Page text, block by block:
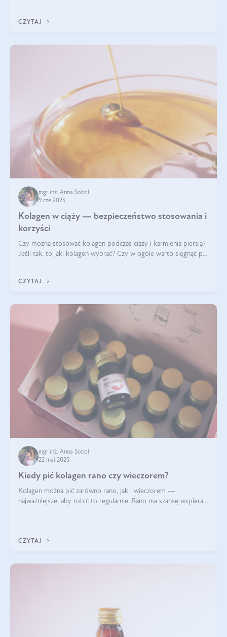
CZYTAJ
mgr inż. Anna Sobol
9 cze 2025
Kolagen w ciąży — bezpieczeństwo stosowania i
korzyści
Czy można stosować kolagen podczas ciąży i karmienia piersią?
Jeśli tak, to jaki kolagen wybrać? Czy w ogóle warto sięgnąć po
CZYTAJ
mgr inż. Anna Sobol
22 maj 2025
Kiedy pić kolagen rano czy wieczorem?
Kolagen można pić zarówno rano, jak i wieczorem —
najważniejsze, aby robić to regularnie. Rano ma szansę wspierać
CZYTAJ